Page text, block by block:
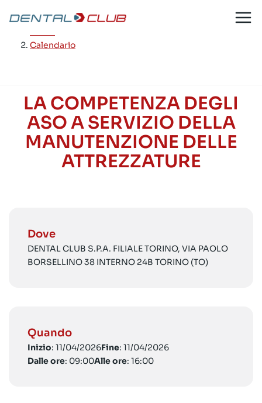
contenuto
Calendario
LA COMPETENZA DEGLI
ASO A SERVIZIO DELLA
MANUTENZIONE DELLE
ATTREZZATURE
Dove
DENTAL CLUB S.P.A. FILIALE TORINO, VIA PAOLO
BORSELLINO 38 INTERNO 24B TORINO (TO)
Quando
Inizio: 11/04/2026Fine: 11/04/2026
Dalle ore: 09:00Alle ore: 16:00